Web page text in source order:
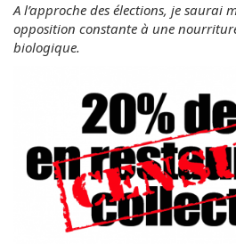
A l’approche des élections, je saurai
opposition constante à une
biologique.